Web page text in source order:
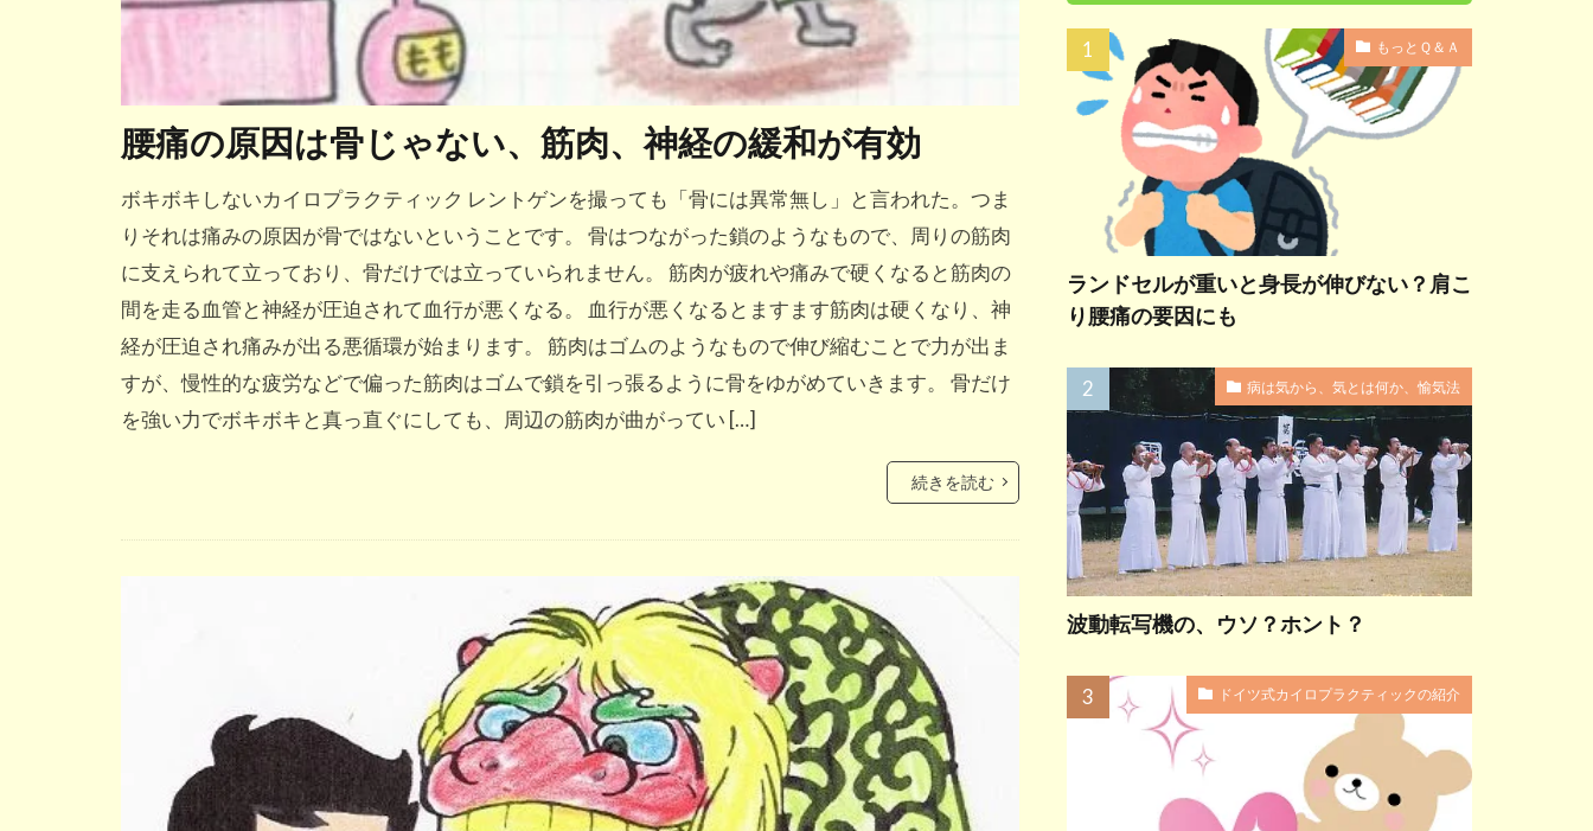
腰痛の原因は骨じゃない、筋肉、神経の緩和が有効
ボキボキしないカイロプラクティック レントゲンを撮っても「骨には異常無し」と言われた。つま
りそれは痛みの原因が骨ではないということです。 骨はつながった鎖のようなもので、周りの筋肉
に支えられて立っており、骨だけでは立っていられません。 筋肉が疲れや痛みで硬くなると筋肉の
間を走る血管と神経が圧迫されて血行が悪くなる。 血行が悪くなるとますます筋肉は硬くなり、神
経が圧迫され痛みが出る悪循環が始まります。 筋肉はゴムのようなもので伸び縮むことで力が出ま
すが、慢性的な疲労などで偏った筋肉はゴムで鎖を引っ張るように骨をゆがめていきます。 骨だけ
を強い力でボキボキと真っ直ぐにしても、周辺の筋肉が曲がってい […]
続きを読む
もっとＱ＆Ａ
ランドセルが重いと身長が伸びない？肩こ
り腰痛の要因にも
病は気から、気とは何か、愉気法
波動転写機の、ウソ？ホント？
ドイツ式カイロプラクティックの紹介